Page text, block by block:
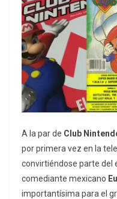
A la par de Club
por primera vez en la
convirtiéndose parte del
comediante mexicano
importantísima para el